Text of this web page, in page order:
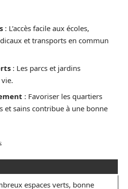
: L’accès facile aux écoles,
et transports en commun
: Les parcs et jardins
: Favoriser les quartiers
et sains contribue à une bonne
espaces verts, bonne